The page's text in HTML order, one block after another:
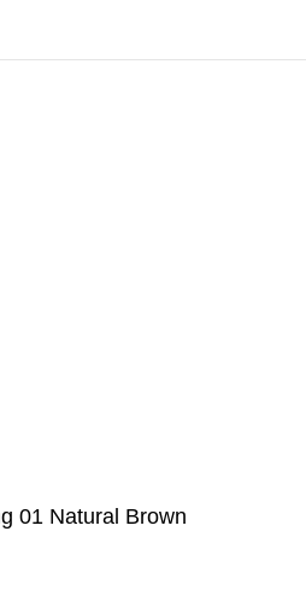
01 Natural Brown